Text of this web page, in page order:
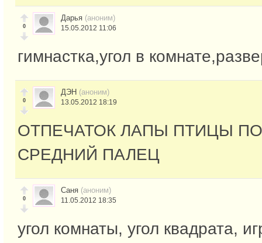
0
Дарья (аноним)
15.05.2012 11:06
гимнастка,угол в
0
ДЭН (аноним)
13.05.2012 18:19
ОТПЕЧАТОК ЛАПЫ ПТИЦЫ
СРЕДНИЙ ПАЛЕЦ
0
Саня (аноним)
11.05.2012 18:35
угол комнаты, угол квадрата,